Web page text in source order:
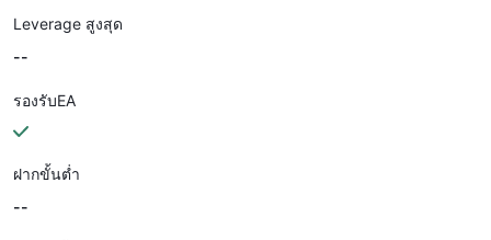
Leverage สูงสุด
--
รองรับEA
ฝากขั้นต่ำ
--